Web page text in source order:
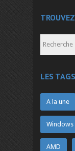
LES
A la une
Windows
AMD